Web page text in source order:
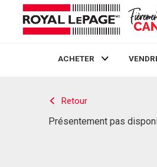
ACHETER
Retour
Présentement pas